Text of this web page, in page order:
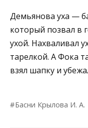
Демьянова уха —
который позвал в
ухой. Нахваливал
тарелкой. А Фока
взял шапку и
Басни Крылова И. А.